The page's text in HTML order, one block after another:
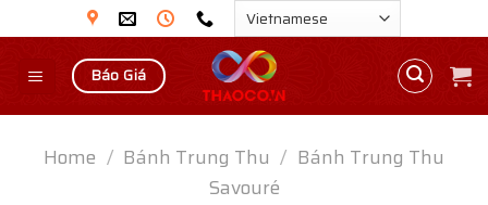
to
content
Báo Giá
Home / Bánh Trung Thu / Bánh Trung Thu
Savouré